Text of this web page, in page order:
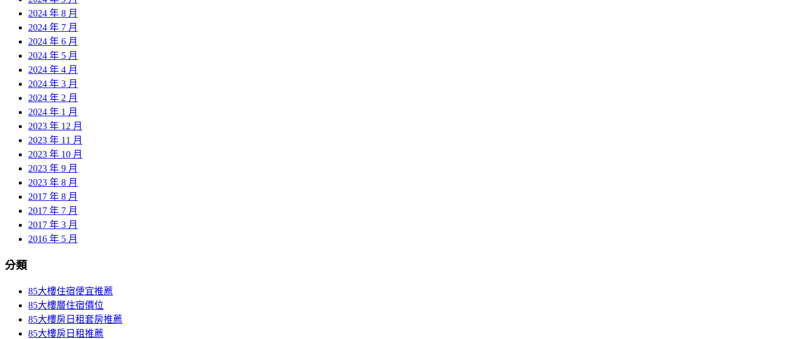
2024 年 8 月
2024 年 7 月
2024 年 6 月
2024 年 5 月
2024 年 4 月
2024 年 3 月
2024 年 2 月
2024 年 1 月
2023 年 12 月
2023 年 11 月
2023 年 10 月
2023 年 9 月
2023 年 8 月
2017 年 8 月
2017 年 7 月
2017 年 3 月
2016 年 5 月
分類
85大樓住宿便宜推薦
85大樓層住宿價位
85大樓房日租套房推薦
85大樓房日租推薦